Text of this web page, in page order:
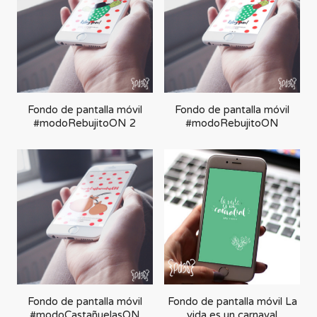
ascendente
Fondo de pantalla móvil
#modoRebujitoON 2
Fondo de pantalla móvil
#modoRebujitoON
Fondo de pantalla móvil
Fondo de pantalla móvil La